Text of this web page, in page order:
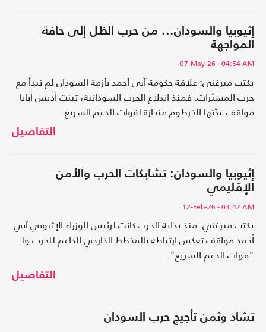
إثيوبيا والسودان... من حرب الظل إلى حافة
المواجهة
07-May-26 - 04:54 AM
يكتب ميرغني: علاقة حكومة آبي أحمد بأزمة السودان لم تبدأ مع
حرب المسيّرات. فمنذ اندلاع الحرب السودانية، تبنت أديس أبابا
مواقف عدّتها الخرطوم منحازة لقوات الدعم السريع.
التفاصيل
إثيوبيا والسودان: تشابكات الحرب والأمن
الإقليمي
12-Feb-26 - 03:42 AM
يكتب ميرغني: منذ بداية الحرب كانت لرئيس الوزراء الإثيوبي آبي
أحمد مواقف تعكس ارتباطه بالمخطط الخارجي الداعم للحرب ولـ
"قوات الدعم السريع".
التفاصيل
تشاد وثمن تأجيج حرب السودان